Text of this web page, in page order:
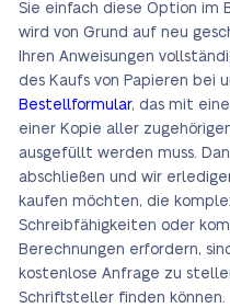
Sie einfach diese Option im
wird von Grund auf neu
Ihren Anweisungen
des Kaufs von Papieren bei
Bestellformular, das mit
einer Kopie aller
ausgefüllt werden muss.
abschließen und wir
kaufen möchten, die
Schreibfähigkeiten oder
Berechnungen erfordern,
kostenlose Anfrage zu
Schriftsteller finden können.